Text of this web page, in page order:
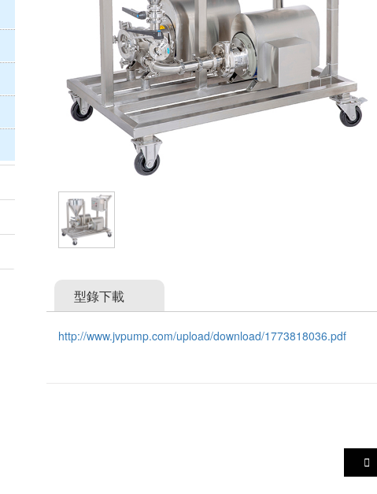
型錄下載
http://www.jvpump.com/upload/download/1773818036.pdf